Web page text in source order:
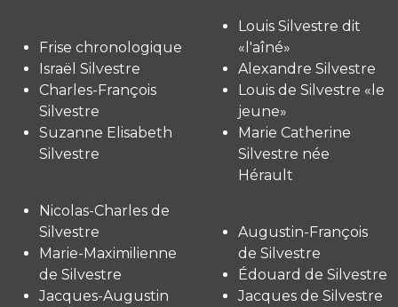
Frise chronologique
Israël Silvestre
Charles-François
Silvestre
Suzanne Elisabeth
Silvestre
Louis Silvestre dit
«l'aîné»
Alexandre Silvestre
Louis de Silvestre «le
jeune»
Marie Catherine
Silvestre née
Hérault
Nicolas-Charles de
Silvestre
Marie-Maximilienne
de Silvestre
Jacques-Augustin
Augustin-François
de Silvestre
Édouard de Silvestre
Jacques de Silvestre